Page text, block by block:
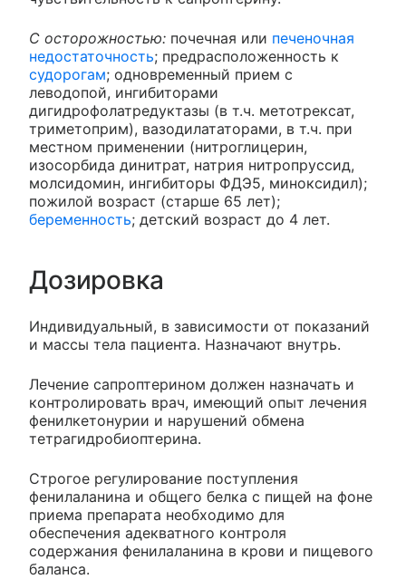
С осторожностью: почечная или печеночная
недостаточность; предрасположенность к
судорогам; одновременный прием с
леводопой, ингибиторами
дигидрофолатредуктазы (в т.ч. метотрексат,
триметоприм), вазодилататорами, в т.ч. при
местном применении (нитроглицерин,
изосорбида динитрат, натрия нитропруссид,
молсидомин, ингибиторы ФДЭ5, миноксидил);
пожилой возраст (старше 65 лет);
беременность; детский возраст до 4 лет.
Дозировка
Индивидуальный, в зависимости от показаний
и массы тела пациента. Назначают внутрь.
Лечение сапроптерином должен назначать и
контролировать врач, имеющий опыт лечения
фенилкетонурии и нарушений обмена
тетрагидробиоптерина.
Строгое регулирование поступления
фенилаланина и общего белка с пищей на фоне
приема препарата необходимо для
обеспечения адекватного контроля
содержания фенилаланина в крови и пищевого
баланса.